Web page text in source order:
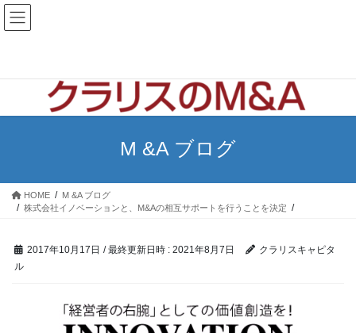
コ
ン
ナ
ビ
M &A ブログ
HOME
M &A ブログ
株式会社イノベーションと、M&Aの相互サポートを行うことを決定
2017年10月17日 / 最終更新日時 : 2021年8月7日
クラリスキャピタ
ル